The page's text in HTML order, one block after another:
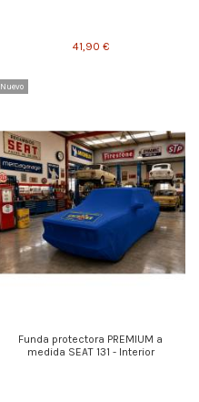
41,90 €
Nuevo
Funda protectora PREMIUM a
medida SEAT 131 - Interior